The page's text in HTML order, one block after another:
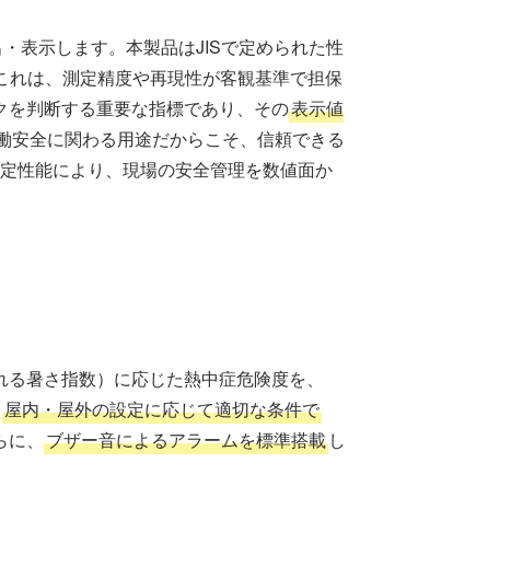
表示します。本製品はJISで定められた性
は、測定精度や再現性が客観基準で担保
判断する重要な指標であり、その表示値
安全に関わる用途だからこそ、信頼できる
性能により、現場の安全管理を数値面か
暑さ指数）に応じた熱中症危険度を、
屋内・屋外の設定に応じて適切な条件で
、 ブザー音によるアラームを標準搭載し